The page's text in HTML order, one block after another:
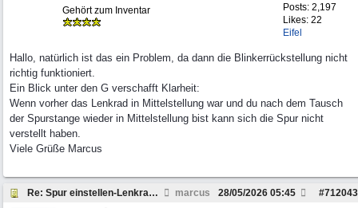
Posts: 2,197
Likes: 22
Eifel
Gehört zum Inventar
Hallo, natürlich ist das ein Problem, da dann die Blinkerrückstellung nicht
richtig funktioniert.
Ein Blick unter den G verschafft Klarheit:
Wenn vorher das Lenkrad in Mittelstellung war und du nach dem Tausch
der Spurstange wieder in Mittelstellung bist kann sich die Spur nicht
verstellt haben.
Viele Grüße Marcus
Re: Spur einstellen-Lenkrad schief, 463 marcus #712043
28/05/2026 05:45